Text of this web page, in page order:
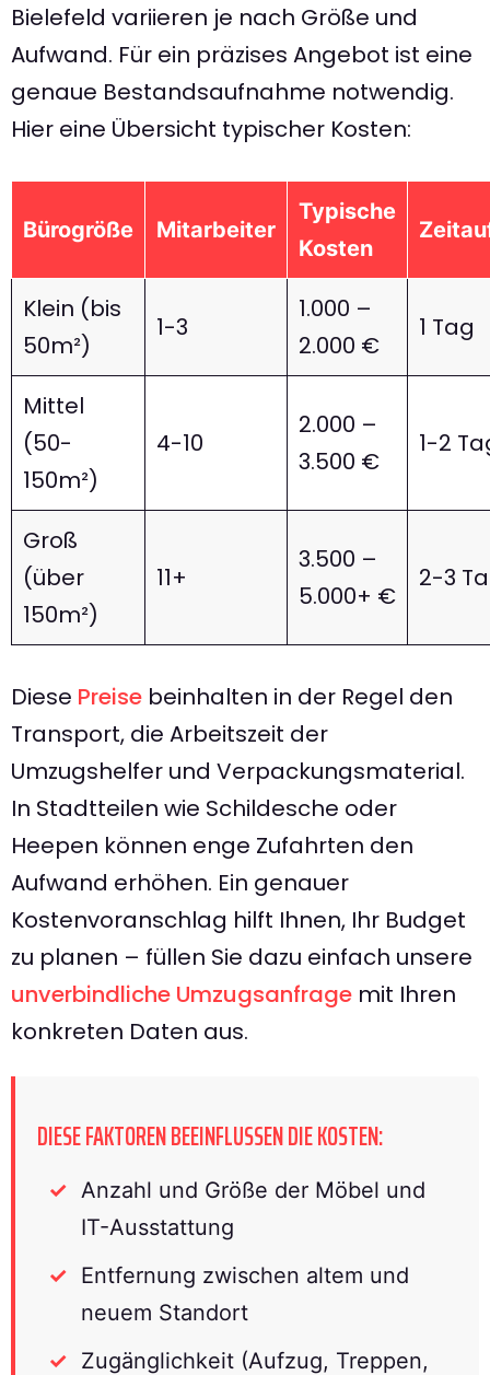
Bielefeld variieren je nach Größe und
Aufwand. Für ein präzises Angebot ist eine
genaue Bestandsaufnahme notwendig.
Hier eine Übersicht typischer Kosten:
Bürogröße Mitarbeiter
Typische
Kosten
Klein (bis
50m²)
1-3
1.000 –
2.000 €
1 Tag
Mittel
(50-
150m²)
4-10
2.000 –
3.500 €
1-2
Groß
(über
150m²)
11+
3.500 –
5.000+ €
2-3
Diese Preise beinhalten in der Regel den
Transport, die Arbeitszeit der
Umzugshelfer und Verpackungsmaterial.
In Stadtteilen wie Schildesche oder
Heepen können enge Zufahrten den
Aufwand erhöhen. Ein genauer
Kostenvoranschlag hilft Ihnen, Ihr Budget
zu planen – füllen Sie dazu einfach unsere
unverbindliche Umzugsanfrage mit Ihren
konkreten Daten aus.
DIESE FAKTOREN BEEINFLUSSEN DIE KOSTEN:
Anzahl und Größe der Möbel und
IT-Ausstattung
Entfernung zwischen altem und
neuem Standort
Zugänglichkeit (Aufzug, Treppen,